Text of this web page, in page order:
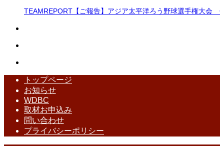
TEAMREPORT【ご報告】アジア太平洋ろう野球選手権大会
トップページ
お知らせ
WDBC
取材お申込み
問い合わせ
プライバシーポリシー